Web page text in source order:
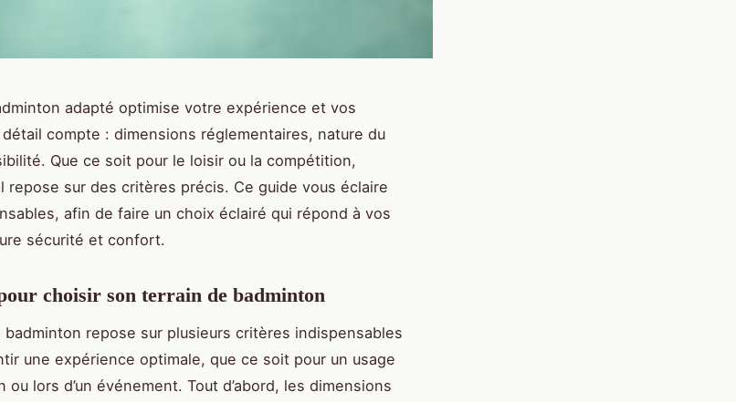
adapté optimise votre expérience et vos
compte : dimensions réglementaires, nature du
Que ce soit pour le loisir ou la compétition,
repose sur des critères précis. Ce guide vous éclaire
afin de faire un choix éclairé qui répond à vos
sécurité et confort.
choisir son terrain de badminton
badminton repose sur plusieurs critères indispensables
une expérience optimale, que ce soit pour un usage
lors d’un événement. Tout d’abord, les dimensions